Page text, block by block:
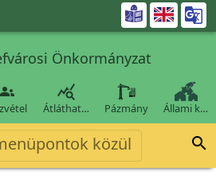

Önkormányzat

Átláthat… Pázmány Állami k…
közül 